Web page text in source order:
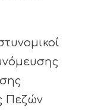
Πεζών